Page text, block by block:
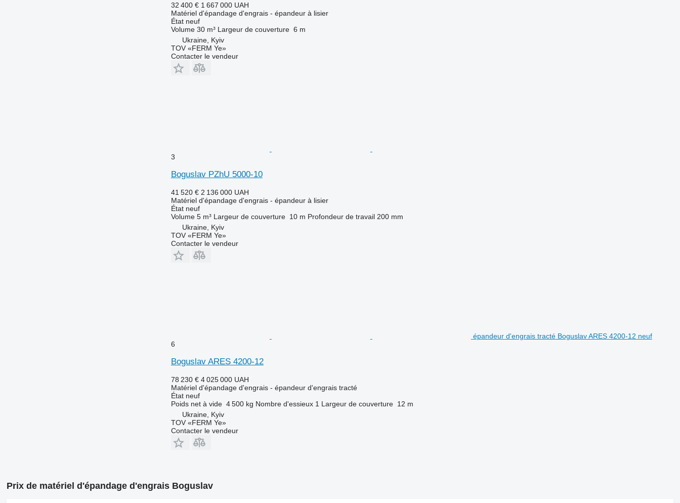
32 400 € 1 667 000 UAH
Matériel d'épandage d'engrais - épandeur à lisier
Étatneuf
Volume 30 m³ Largeur de couverture 6 m
Ukraine, Kyiv
TOV «FERM Ye»
Contacter le vendeur
3
Boguslav PZhU 5000-10
41 520 € 2 136 000 UAH
Matériel d'épandage d'engrais - épandeur à lisier
Étatneuf
Volume 5 m³ Largeur de couverture 10 m Profondeur de travail 200 mm
Ukraine, Kyiv
TOV «FERM Ye»
Contacter le vendeur
épandeur d'engrais tracté Boguslav ARES 4200-12 neuf
6
Boguslav ARES 4200-12
78 230 € 4 025 000 UAH
Matériel d'épandage d'engrais - épandeur d'engrais tracté
Étatneuf
Poids net à vide 4 500 kg Nombre d'essieux 1 Largeur de couverture 12 m
Ukraine, Kyiv
TOV «FERM Ye»
Contacter le vendeur
Prix de matériel d'épandage d'engrais Boguslav